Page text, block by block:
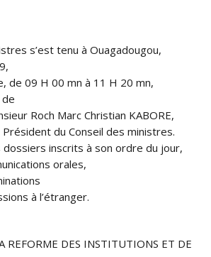
s’est tenu à Ouagadougou,
de 09 H 00 mn à 11 H 20 mn,
Roch Marc Christian KABORE,
du Conseil des ministres.
inscrits à son ordre du jour,
orales,
à l’étranger.
REFORME DES INSTITUTIONS ET DE